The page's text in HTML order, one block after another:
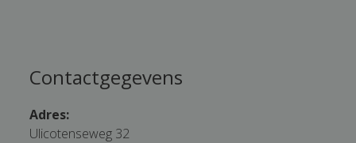
Contactgegevens
Adres:
Ulicotenseweg 32